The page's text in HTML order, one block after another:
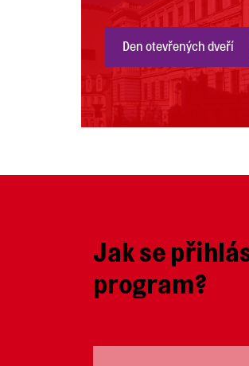
Den otevřených dveří
Jak se
program?